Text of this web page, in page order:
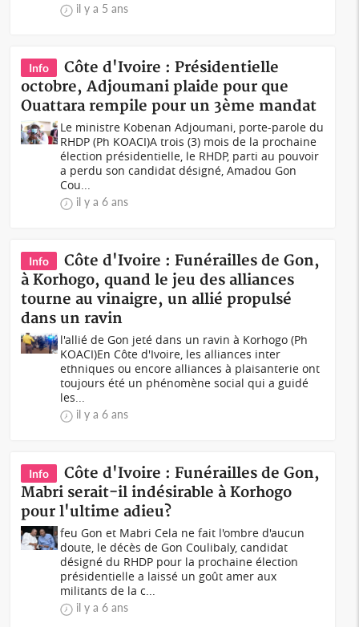
il y a 5 ans
Info
Côte d'Ivoire : Présidentielle
octobre, Adjoumani plaide pour que
Ouattara rempile pour un 3ème mandat
Le ministre Kobenan Adjoumani, porte-parole du
RHDP (Ph KOACI)A trois (3) mois de la prochaine
élection présidentielle, le RHDP, parti au pouvoir
a perdu son candidat désigné, Amadou Gon
Cou...
il y a 6 ans
Info
Côte d'Ivoire : Funérailles de Gon,
à Korhogo, quand le jeu des alliances
tourne au vinaigre, un allié propulsé
dans un ravin
l'allié de Gon jeté dans un ravin à Korhogo (Ph
KOACI)En Côte d'Ivoire, les alliances inter
ethniques ou encore alliances à plaisanterie ont
toujours été un phénomène social qui a guidé
les...
il y a 6 ans
Info
Côte d'Ivoire : Funérailles de Gon,
Mabri serait-il indésirable à Korhogo
pour l'ultime adieu?
feu Gon et Mabri Cela ne fait l'ombre d'aucun
doute, le décès de Gon Coulibaly, candidat
désigné du RHDP pour la prochaine élection
présidentielle a laissé un goût amer aux
militants de la c...
il y a 6 ans